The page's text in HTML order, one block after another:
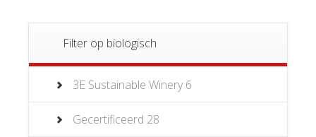
Filter op biologisch
3E Sustainable Winery 6
Gecertificeerd 28